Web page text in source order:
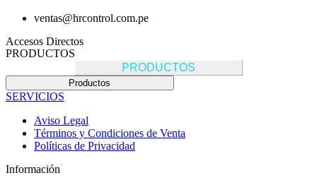
ventas@hrcontrol.com.pe
Accesos Directos
PRODUCTOS
PRODUCTOS
Productos
SERVICIOS
Aviso Legal
Términos y Condiciones de Venta
Políticas de Privacidad
Información